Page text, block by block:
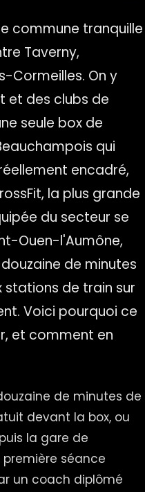
commune tranquille
Taverny,
Cormeilles. On y
et des clubs de
seule box de
qui
encadré,
la plus grande
du secteur se
Ouen-l'Aumône,
de minutes
stations de train sur
Voici pourquoi ce
et comment en
de minutes de
devant la box, ou
la gare de
séance
un coach diplômé